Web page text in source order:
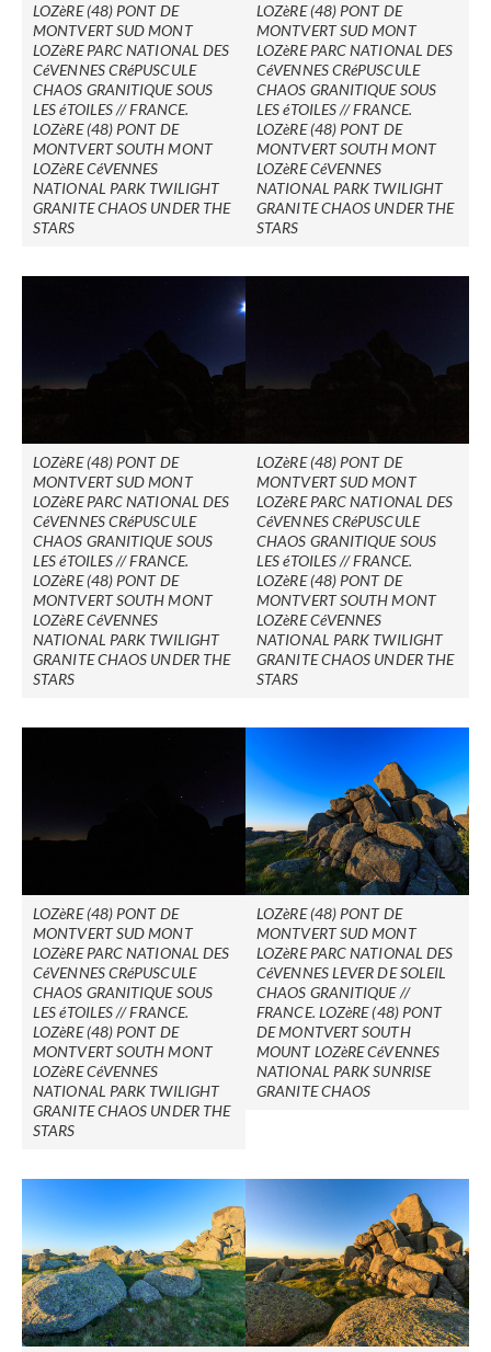
LOZèRE (48) PONT DE
MONTVERT SUD MONT
LOZèRE PARC NATIONAL DES
CéVENNES CRéPUSCULE
CHAOS GRANITIQUE SOUS
LES éTOILES // FRANCE.
LOZèRE (48) PONT DE
MONTVERT SOUTH MONT
LOZèRE CéVENNES
NATIONAL PARK TWILIGHT
GRANITE CHAOS UNDER THE
STARS
LOZèRE (48) PONT DE
MONTVERT SUD MONT
LOZèRE PARC NATIONAL DES
CéVENNES CRéPUSCULE
CHAOS GRANITIQUE SOUS
LES éTOILES // FRANCE.
LOZèRE (48) PONT DE
MONTVERT SOUTH MONT
LOZèRE CéVENNES
NATIONAL PARK TWILIGHT
GRANITE CHAOS UNDER THE
STARS
LOZèRE (48) PONT DE
MONTVERT SUD MONT
LOZèRE PARC NATIONAL DES
CéVENNES CRéPUSCULE
CHAOS GRANITIQUE SOUS
LES éTOILES // FRANCE.
LOZèRE (48) PONT DE
MONTVERT SOUTH MONT
LOZèRE CéVENNES
NATIONAL PARK TWILIGHT
GRANITE CHAOS UNDER THE
STARS
LOZèRE (48) PONT DE
MONTVERT SUD MONT
LOZèRE PARC NATIONAL DES
CéVENNES CRéPUSCULE
CHAOS GRANITIQUE SOUS
LES éTOILES // FRANCE.
LOZèRE (48) PONT DE
MONTVERT SOUTH MONT
LOZèRE CéVENNES
NATIONAL PARK TWILIGHT
GRANITE CHAOS UNDER THE
STARS
LOZèRE (48) PONT DE
MONTVERT SUD MONT
LOZèRE PARC NATIONAL DES
CéVENNES CRéPUSCULE
CHAOS GRANITIQUE SOUS
LES éTOILES // FRANCE.
LOZèRE (48) PONT DE
MONTVERT SOUTH MONT
LOZèRE CéVENNES
NATIONAL PARK TWILIGHT
GRANITE CHAOS UNDER THE
STARS
LOZèRE (48) PONT DE
MONTVERT SUD MONT
LOZèRE PARC NATIONAL DES
CéVENNES LEVER DE SOLEIL
CHAOS GRANITIQUE //
FRANCE. LOZèRE (48) PONT
DE MONTVERT SOUTH
MOUNT LOZèRE CéVENNES
NATIONAL PARK SUNRISE
GRANITE CHAOS